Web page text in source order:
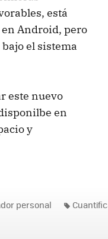
está
Android, pero
el sistema
este nuevo
en
y
personal